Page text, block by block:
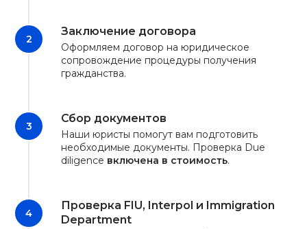
Заключение договора
Оформляем договор на юридическое
сопровождение процедуры получения
гражданства.
Сбор документов
Наши юристы помогут вам подготовить
необходимые документы. Проверка Due
diligence включена в стоимость.
Проверка FIU, Interpol и Immigration
Department